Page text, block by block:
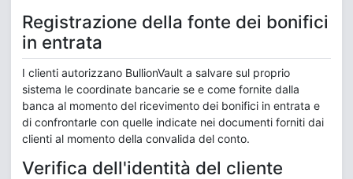
Registrazione della fonte dei bonifici
in entrata
I clienti autorizzano BullionVault a salvare sul proprio
sistema le coordinate bancarie se e come fornite dalla
banca al momento del ricevimento dei bonifici in entrata e
di confrontarle con quelle indicate nei documenti forniti dai
clienti al momento della convalida del conto.
Verifica dell'identità del cliente